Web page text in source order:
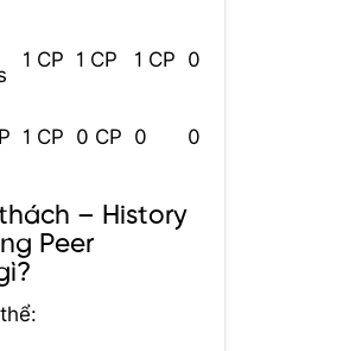
1 CP 1 CP 1 CP 0
1 CP 0 CP 0 0
– History
Peer